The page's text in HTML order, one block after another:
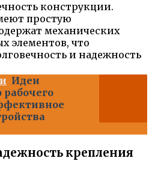
конструкции.
простую
механических
элементов, что
и надежность
Идеи
рабочего
крепления